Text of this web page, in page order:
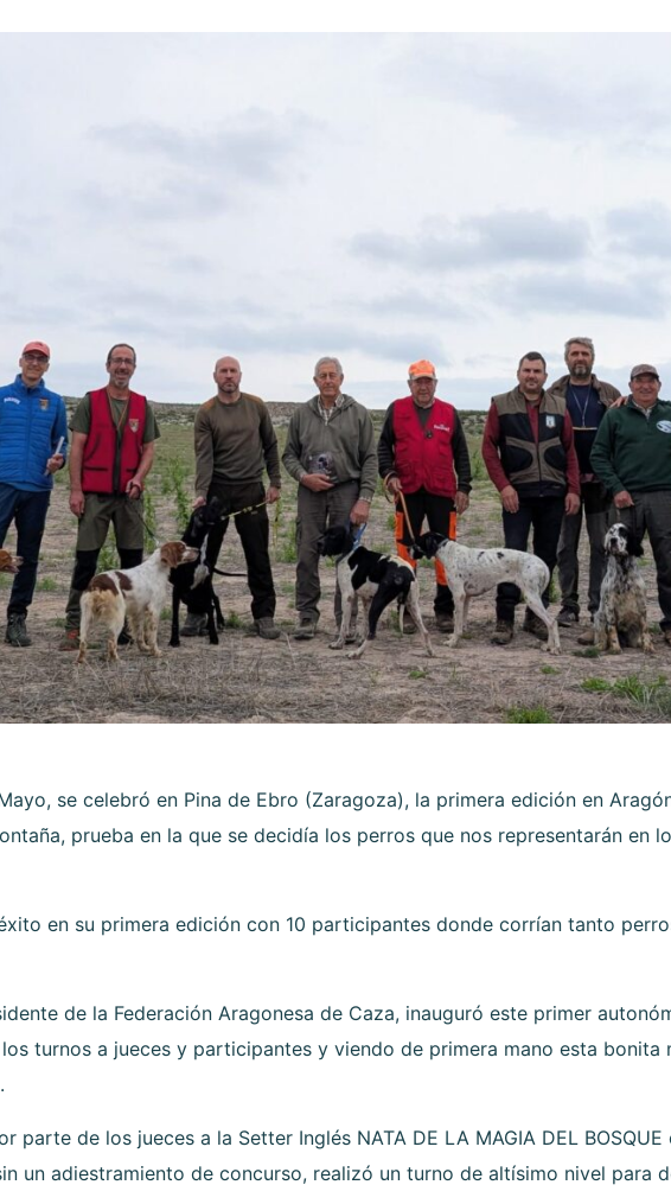
se celebró en Pina de Ebro (Zaragoza), la primera edición en
prueba en la que se decidía los perros que nos representarán en
en su primera edición con 10 participantes donde corrían tanto
de la Federación Aragonesa de Caza, inauguró este primer
turnos a jueces y participantes y viendo de primera mano esta bonita
parte de los jueces a la Setter Inglés NATA DE LA MAGIA DEL
un adiestramiento de concurso, realizó un turno de altísimo nivel para